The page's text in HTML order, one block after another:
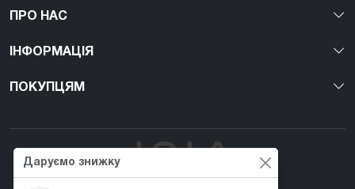
ПРО НАС
ІНФОРМАЦІЯ
ПОКУПЦЯМ
Даруємо знижку